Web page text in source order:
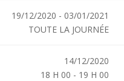
19/12/2020 - 03/01/2021
TOUTE LA JOURNÉE
14/12/2020
18 H 00 - 19 H 00